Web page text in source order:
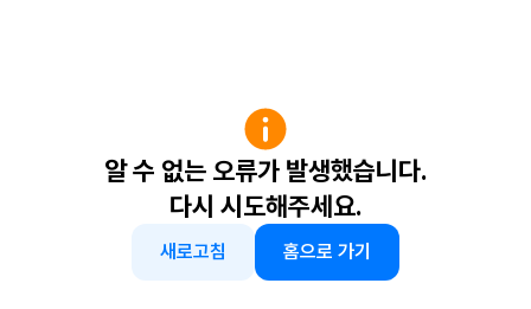
알 수 없는 오류가 발생했습니다.
다시 시도해주세요.
새로고침 홈으로 가기